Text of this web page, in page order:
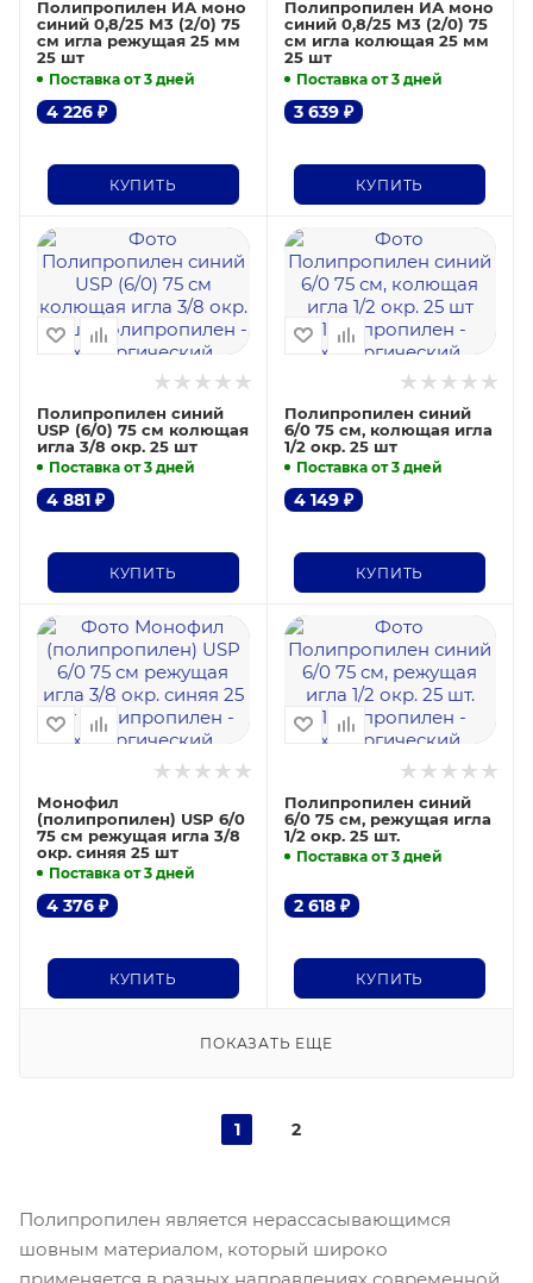
Полипропилен ИА моно
синий 0,8/25 М3 (2/0) 75
см игла режущая 25 мм
25 шт
Поставка от 3 дней
4 226 ₽
КУПИТЬ
Полипропилен ИА моно
синий 0,8/25 М3 (2/0) 75
см игла колющая 25 мм
25 шт
Поставка от 3 дней
3 639₽
КУПИТЬ
Полипропилен синий
USP (6/0) 75 см колющая
игла 3/8 окр. 25 шт
Поставка от 3 дней
4 881 ₽
КУПИТЬ
Полипропилен синий
6/0 75 см, колющая игла
1/2 окр. 25 шт
Поставка от 3 дней
4 149₽
КУПИТЬ
Монофил
(полипропилен) USP 6/0
75 см режущая игла 3/8
окр. синяя 25 шт
Поставка от 3 дней
4 376 ₽
КУПИТЬ
Полипропилен синий
6/0 75 см, режущая игла
1/2 окр. 25 шт.
Поставка от 3 дней
2 618₽
КУПИТЬ
ПОКАЗАТЬ ЕЩЕ
1 2
Полипропилен является нерассасывающимся
шовным материалом, который широко